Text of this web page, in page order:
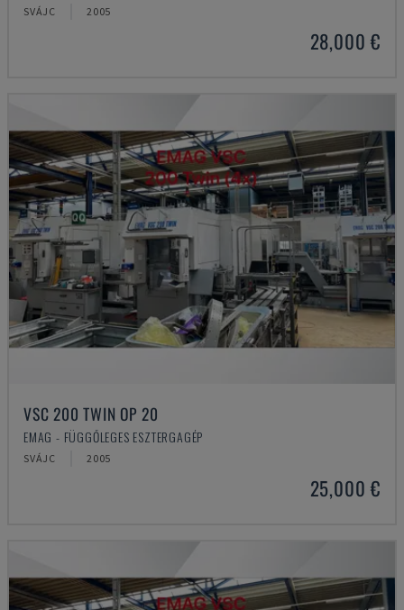
SVÁJC 2005
28,000 €
VSC 200 TWIN OP 20
EMAG - FÜGGŐLEGES ESZTERGAGÉP
SVÁJC 2005
25,000 €